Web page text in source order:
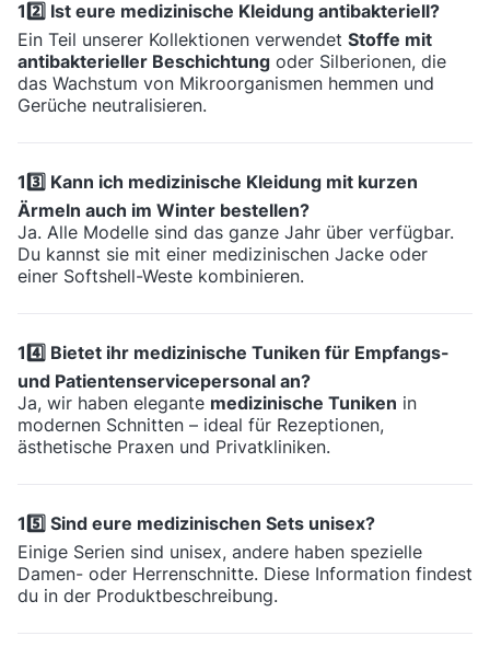
12️⃣ Ist eure medizinische Kleidung antibakteriell?
Ein Teil unserer Kollektionen verwendet Stoffe mit
antibakterieller Beschichtung oder Silberionen, die
das Wachstum von Mikroorganismen hemmen und
Gerüche neutralisieren.
13️⃣ Kann ich medizinische Kleidung mit kurzen
Ärmeln auch im Winter bestellen?
Ja. Alle Modelle sind das ganze Jahr über verfügbar.
Du kannst sie mit einer medizinischen Jacke oder
einer Softshell-Weste kombinieren.
14️⃣ Bietet ihr medizinische Tuniken für Empfangs-
und Patientenservicepersonal an?
Ja, wir haben elegante medizinische Tuniken in
modernen Schnitten – ideal für Rezeptionen,
ästhetische Praxen und Privatkliniken.
15️⃣ Sind eure medizinischen Sets unisex?
Einige Serien sind unisex, andere haben spezielle
Damen- oder Herrenschnitte. Diese Information findest
du in der Produktbeschreibung.